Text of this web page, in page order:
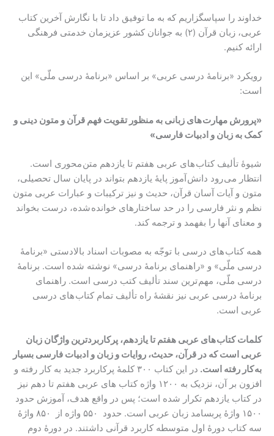
خداوند را سپاسگزاریم که به ما توفیق داد تا با نگارش آخرین کتاب
عربی، زبان قرآن (۲) به جوانان کشور عزیزمان خدمتی فرهنگی
ارائه کنیم.
رویکرد «برنامۀ درسی عربی» بر اساس «برنامۀ درسی ملّی» این
است:
«پرورش مهارت های زبانی به منظور تقویت فهم قرآن و متون دینی و
کمک به زبان و ادبیات فارسی»
شیوۀ تألیف کتاب های عربی هفتم تا یازدهم متن محوری است.
انتظار می رود دانش آموز پایۀ یازدهم بتواند در پایان سال تحصیلی،
متون و آیات آسان قرآن، حدیث و نیز ترکیبات و عبارات عربی متون
نظم و نثر فارسی را در حد ساختارهای خوانده شده، درست بخواند
و معنای آنها را بفهمد و ترجمه کند.
همه کتاب های درسی با توجّه به مصوبات اسناد بالادستی «برنامۀ
درسی ملّی» و «راهنمای برنامۀ درسی» نوشته شده است. برنامۀ
درسی ملّی، مهم ترین سند تألیف کتب درسی است. راهنمای
برنامۀ درسی عربی نیز نقشۀ راه تألیف تمام کتاب های درسی
عربی است.
کلمات کتاب های عربی هفتم تا یازدهم، پرکاربردترین واژگان زبان
عربی است که در قرآن، حدیث، روایات و زبان و ادبیات فارسی بسیار
به کار رفته است.
در این کتاب ۳۰۰ کلمۀ پرکاربرد جدید به کار رفته و
افزون بر آن، نزدیک به ۱۲۰۰ واژه کتاب های عربی هفتم تا دهم نیز
در کتاب یازدهم تکرار شده است؛ پس در واقع هدف، آموزش حدود
۱۵۰۰ واژۀ پربسامد زبان عربی است. حدود ۵۵۰ واژه از ۸۵۰ واژۀ
سه کتاب دورۀ اول متوسطه کاربرد قرآنی داشتند. در دورۀ دوم